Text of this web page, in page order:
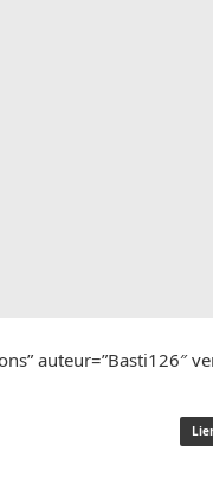
auteur=”Basti126″